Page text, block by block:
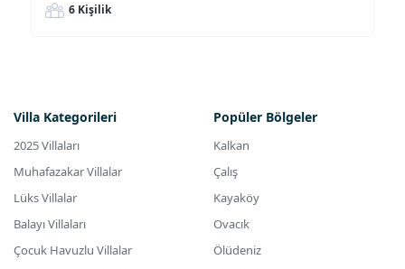
6 Kişilik
Villa Kategorileri
2025 Villaları
Muhafazakar Villalar
Lüks Villalar
Balayı Villaları
Çocuk Havuzlu Villalar
Popüler Bölgeler
Kalkan
Çalış
Kayaköy
Ovacık
Ölüdeniz